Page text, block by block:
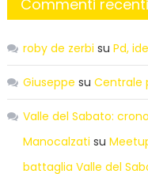
Commenti recenti
roby de zerbi su Pd,
Giuseppe su Centrale
Valle del Sabato:
Manocalzati su
battaglia Valle del